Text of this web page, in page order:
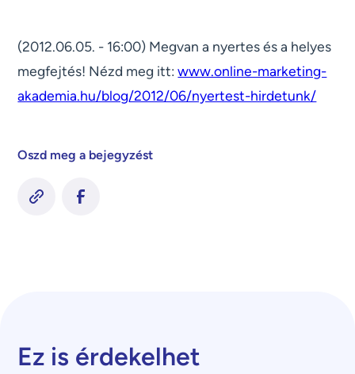
(2012.06.05. - 16:00) Megvan a nyertes és a helyes
megfejtés! Nézd meg itt:www.online-marketing-
akademia.hu/blog/2012/06/nyertest-hirdetunk/
Oszd meg a bejegyzést
Ez is érdekelhet